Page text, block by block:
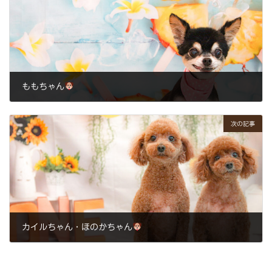
ももちゃん
次の記事
カイルちゃん・ほのかちゃん